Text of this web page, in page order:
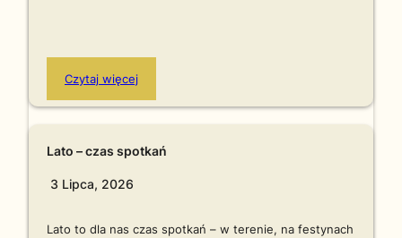
Czytaj więcej
Lato – czas spotkań
3 Lipca, 2026
Lato to dla nas czas spotkań – w terenie, na festynach